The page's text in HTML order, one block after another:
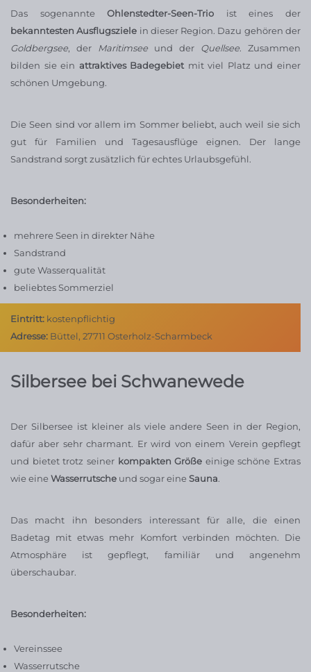
Das sogenannteOhlenstedter-Seen-Trio ist eines der
bekanntesten Ausflugsziele in dieser Region. Dazu gehören der
Goldbergsee, der Maritimseeund der Quellsee. Zusammen
bilden sie ein attraktives Badegebiet mit viel Platz und einer
schönen Umgebung.
Die Seen sind vor allem im Sommer beliebt, auch weil sie sich
gut für Familien und Tagesausflüge eignen. Der lange
Sandstrand sorgt zusätzlich für echtes Urlaubsgefühl.
Besonderheiten:
mehrere Seen in direkter Nähe
Sandstrand
gute Wasserqualität
beliebtes Sommerziel
Eintritt: kostenpflichtig
Adresse: Büttel, 27711 Osterholz-Scharmbeck
Silbersee bei Schwanewede
Der Silbersee ist kleiner als viele andere Seen in der Region,
dafür aber sehr charmant. Er wird von einem Verein gepflegt
und bietet trotz seinerkompakten Größe einige schöne Extras
wie eineWasserrutsche und sogar eineSauna.
Das macht ihn besonders interessant für alle, die einen
Badetag mit etwas mehr Komfort verbinden möchten. Die
Atmosphäre ist gepflegt, familiär und angenehm
überschaubar.
Besonderheiten:
Vereinssee
Wasserrutsche